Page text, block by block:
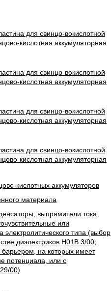
кислотных аккумуляторов
материала
выпрямители тока,
или
электролитического типа (выбор
диэлектриков H01B 3/00;
на которых имеет
потенциала, или с
00)